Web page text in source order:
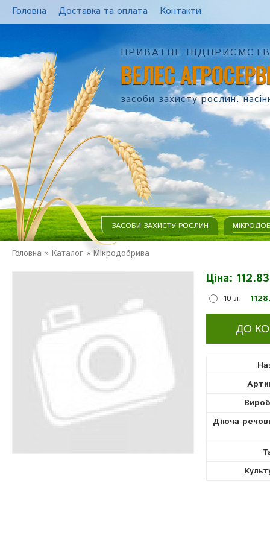
ПРИВАТНЕ
ВЕЛЕС
засоби захисту рослин.
Головна Доставка та оплата Контакти
ЗАСОБИ ЗАХИСТУ РОСЛИН
Головна » Каталог » Мікродобрива
Ціна:
10 л.
Діюча